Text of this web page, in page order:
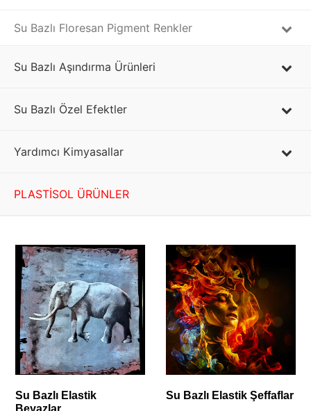
Su Bazlı Floresan Pigment Renkler
Su Bazlı Aşındırma Ürünleri
Su Bazlı Özel Efektler
Yardımcı Kimyasallar
PLASTİSOL ÜRÜNLER
Su Bazlı Elastik
Beyazlar
Su Bazlı Elastik Şeffaflar